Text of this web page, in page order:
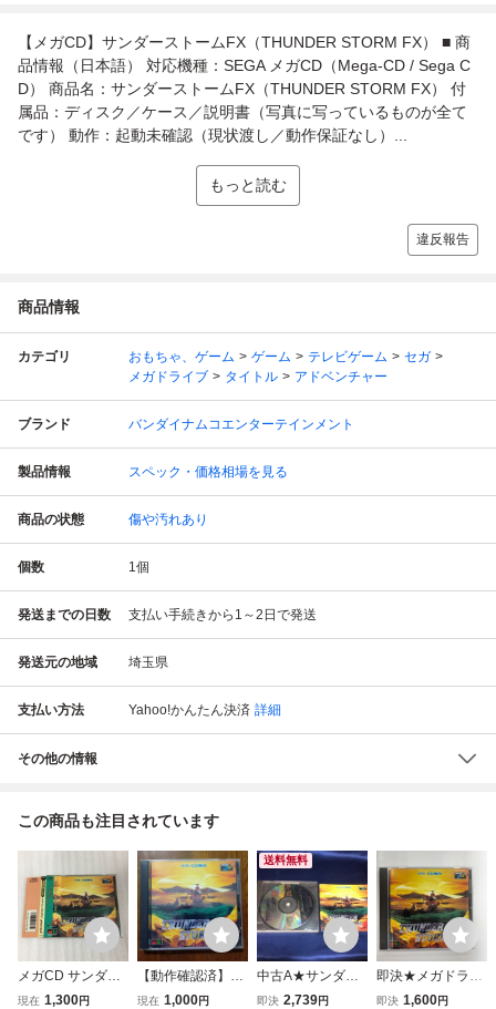
【メガCD】サンダーストームFX（THUNDER STORM FX） ■ 商
品情報（日本語） 対応機種：SEGA メガCD（Mega-CD / Sega C
D） 商品名：サンダーストームFX（THUNDER STORM FX） 付
属品：ディスク／ケース／説明書（写真に写っているものが全て
です） 動作：起動未確認（現状渡し／動作保証なし）...
もっと読む
違反報告
商品情報
カテゴリ おもちゃ、ゲーム ゲーム テレビゲーム
セガ
メガドライブ
タイトル アドベンチャー
ブランド バンダイナムコエンターテインメント
製品情報 スペック・価格相場を見る
商品の状態 傷や汚れあり
個数 1個
発送までの日数 支払い手続きから1～2日で発送
発送元の地域 埼玉県
支払い方法 Yahoo!かんたん決済 詳細
その他の情報
この商品も注目されています
メガCD サンダー
ストーム エフエッ
現在 1,300円
【動作確認済】メ
ガCD「サンダー
現在 1,000円
送料無料
中古A★サンダー
ストームFX★メガ
即決 2,739円
即決★メガドライ
ブ CDソフト★
即決 1,600円